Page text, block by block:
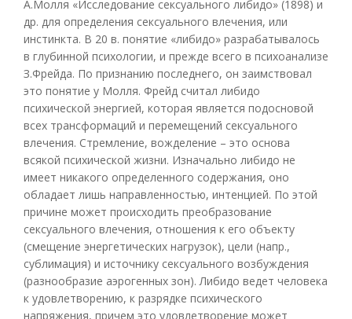
А.Молля «Исследование сексуального либидо» (1898) и
др. для определения сексуального влечения, или
инстинкта. В 20 в. понятие «либидо» разрабатывалось
в глубинной психологии, и прежде всего в психоанализе
З.Фрейда. По признанию последнего, он заимствовал
это понятие у Молля. Фрейд считал либидо
психической энергией, которая является подосновой
всех трансформаций и перемещений сексуального
влечения. Стремление, вожделение – это основа
всякой психической жизни. Изначально либидо не
имеет никакого определенного содержания, оно
обладает лишь направленностью, интенцией. По этой
причине может происходить преобразование
сексуального влечения, отношения к его объекту
(смещение энергетических нагрузок), цели (напр.,
сублимация) и источнику сексуального возбуждения
(разнообразие аэрогенных зон). Либидо ведет человека
к удовлетворению, к разрядке психического
напряжения, причем это удовлетворение может